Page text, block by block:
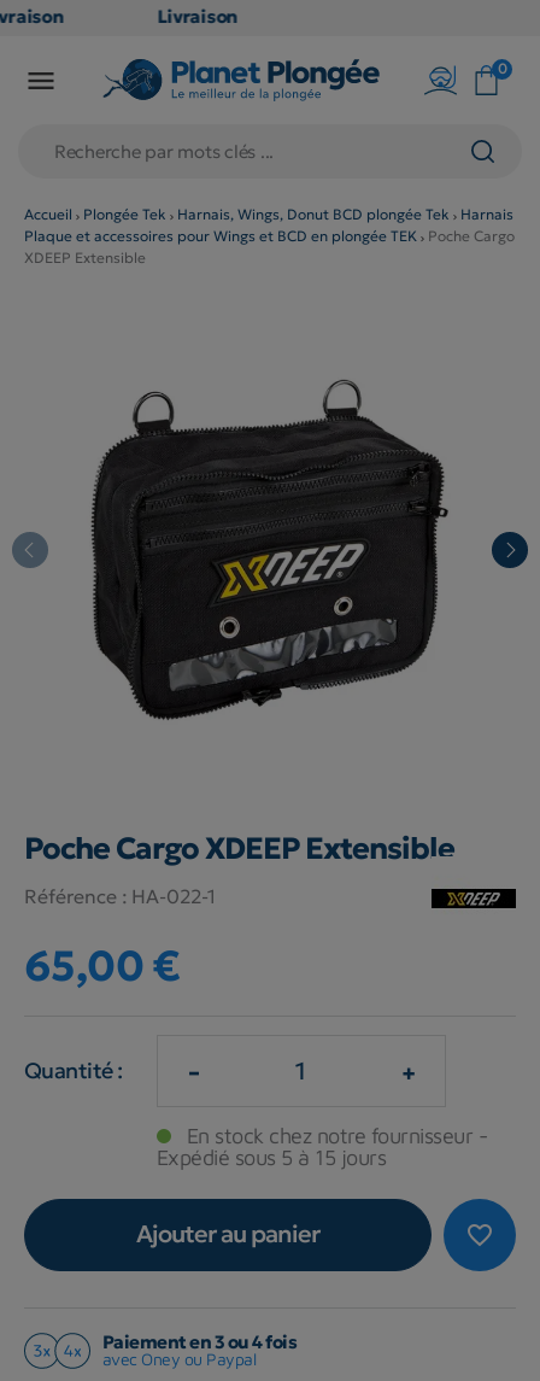
Livraison
en point
79€
(hors
produits
 0
Accueil Plongée Tek Harnais, Wings, Donut BCD plongée Tek
Harnais
Plaque et accessoires pour Wings et BCD en plongée TEK
Poche Cargo
XDEEP Extensible
Poche Cargo XDEEP Extensible
Référence : HA-022-1
65,00 €
Quantité : - +
En stock chez notre fournisseur -
Expédié sous 5 à 15 jours
favorite_border
Ajouter au panier
Paiement en 3 ou 4 fois
avec Oney ou Paypal